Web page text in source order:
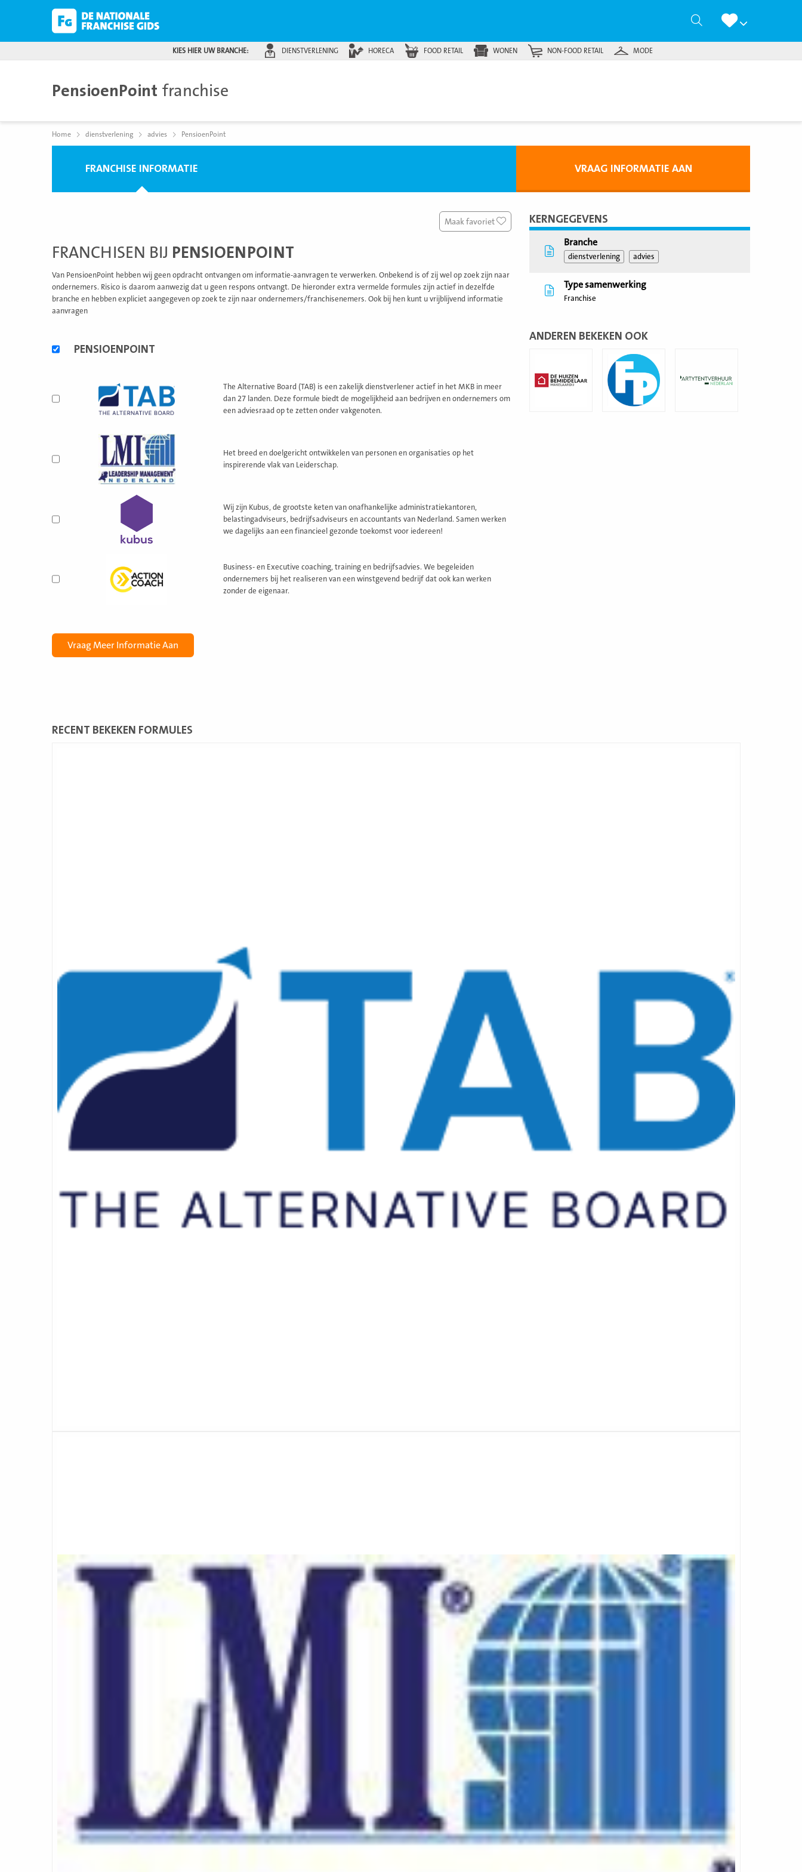
Zoeken
KIES HIER UW BRANCHE: DIENSTVERLENING HORECA FOOD RETAIL WONEN NON-FOOD RETAIL MODE
PensioenPoint franchise
Home dienstverlening advies PensioenPoint
FRANCHISE INFORMATIE VRAAG INFORMATIE AAN
Maak favoriet
FRANCHISEN BIJ PENSIOENPOINT
Van PensioenPoint hebben wij geen opdracht ontvangen om informatie-aanvragen te verwerken. Onbekend is of zij wel op zoek zijn naar
ondernemers. Risico is daarom aanwezig dat u geen respons ontvangt. De hieronder extra vermelde formules zijn actief in dezelfde
branche en hebben expliciet aangegeven op zoek te zijn naar ondernemers/franchisenemers. Ook bij hen kunt u vrijblijvend informatie
aanvragen
formulesPENSIOENPOINT
The Alternative Board (TAB) is een zakelijk dienstverlener actief in het MKB in meer
dan 27 landen. Deze formule biedt de mogelijkheid aan bedrijven en ondernemers om
een adviesraad op te zetten onder vakgenoten.
Het breed en doelgericht ontwikkelen van personen en organisaties op het
inspirerende vlak van Leiderschap.
Wij zijn Kubus, de grootste keten van onafhankelijke administratiekantoren,
belastingadviseurs, bedrijfsadviseurs en accountants van Nederland. Samen werken
we dagelijks aan een financieel gezonde toekomst voor iedereen!
Business- en Executive coaching, training en bedrijfsadvies. We begeleiden
ondernemers bij het realiseren van een winstgevend bedrijf dat ook kan werken
zonder de eigenaar.
KERNGEGEVENS
Branche
dienstverlening advies
Type samenwerking
Franchise
ANDEREN BEKEKEN OOK
Lees
meer
RECENT BEKEKEN FORMULES